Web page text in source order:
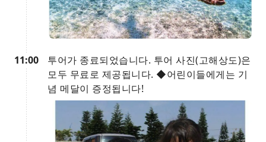
11:00
투어가 종료되었습니다. 투어 사진(고해상도)은
모두 무료로 제공됩니다. ◆어린이들에게는 기
념 메달이 증정됩니다!